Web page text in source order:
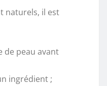
naturels, il est
de peau avant
ingrédient ;